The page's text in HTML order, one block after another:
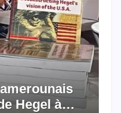
Hegel à